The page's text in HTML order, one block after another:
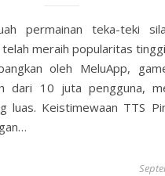
meraih popularitas
oleh MeluApp,
dari 10 juta pengguna,
luas. Keistimewaan TTS